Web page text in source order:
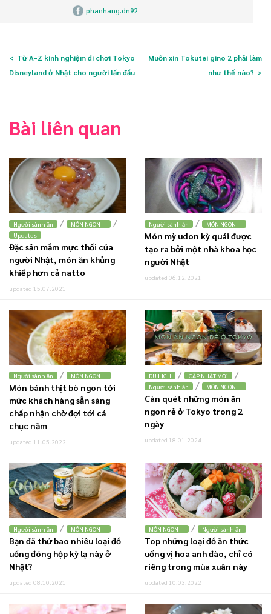
phanhang.dn92
Từ A-Z kinh nghiệm đi chơi Tokyo
Disneyland ở Nhật cho người lần đầu
Muốn xin Tokutei gino 2 phải làm
như thế nào?
Bài liên quan
Người sành ăn / MÓN NGON /
Updates
Đặc sản mắm mực thối của
người Nhật, món ăn khủng
khiếp hơn cả natto
updated 15.07.2021
Người sành ăn / MÓN NGON
Món mỳ udon kỳ quái được
tạo ra bởi một nhà khoa học
người Nhật
updated 06.12.2021
Người sành ăn / MÓN NGON
Món bánh thịt bò ngon tới
mức khách hàng sẵn sàng
chấp nhận chờ đợi tới cả
chục năm
updated 11.05.2022
DU LỊCH / CẬP NHẬT MỚI /
Người sành ăn / MÓN NGON
Càn quét những món ăn
ngon rẻ ở Tokyo trong 2
ngày
updated 18.01.2024
Người sành ăn / MÓN NGON
Bạn đã thử bao nhiêu loại đồ
uống đóng hộp kỳ lạ này ở
Nhật?
updated 08.10.2021
MÓN NGON / Người sành ăn
Top những loại đồ ăn thức
uống vị hoa anh đào, chỉ có
riêng trong mùa xuân này
updated 10.03.2022